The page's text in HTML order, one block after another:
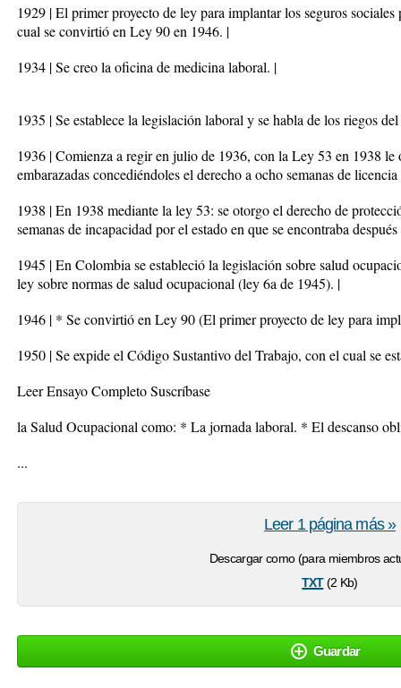
1929 | El primer proyecto de ley para implantar los seguros
cual se convirtió en Ley 90 en 1946. |
1934 | Se creo la oficina de medicina laboral. |
1935 | Se establece la legislación laboral y se habla de los riegos
1936 | Comienza a regir en julio de 1936, con la Ley 53 en 1938 le
embarazadas concediéndoles el derecho a ocho semanas de
1938 | En 1938 mediante la ley 53: se otorgo el derecho de
semanas de incapacidad por el estado en que se encontraba
1945 | En Colombia se estableció la legislación sobre salud
ley sobre normas de salud ocupacional (ley 6a de 1945). |
1946 | * Se convirtió en Ley 90 (El primer proyecto de ley para
1950 | Se expide el Código Sustantivo del Trabajo, con el cual se
Leer Ensayo Completo Suscríbase
la Salud Ocupacional como: * La jornada laboral. * El descanso
...
Descargar como (para miembros
txt(2 Kb)
Leer 1 página más »
Guardar